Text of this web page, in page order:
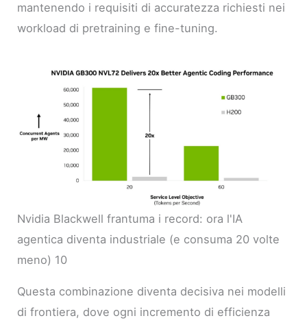
mantenendo i requisiti di accuratezza richiesti nei
workload di pretraining e fine-tuning.
Nvidia Blackwell frantuma i record: ora l'IA
agentica diventa industriale (e consuma 20 volte
meno) 10
Questa combinazione diventa decisiva nei modelli
di frontiera, dove ogni incremento di efficienza